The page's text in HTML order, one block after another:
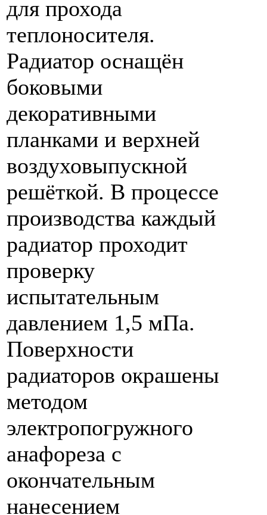
для прохода
теплоносителя.
Радиатор оснащён
боковыми
декоративными
планками и верхней
воздуховыпускной
решёткой. В процессе
производства каждый
радиатор проходит
проверку
испытательным
давлением 1,5 мПа.
Поверхности
радиаторов окрашены
методом
электропогружного
анафореза с
окончательным
нанесением